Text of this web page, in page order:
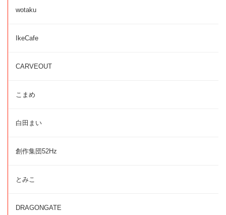
wotaku
IkeCafe
CARVEOUT
こまめ
白田まい
創作集団52Hz
とみこ
DRAGONGATE